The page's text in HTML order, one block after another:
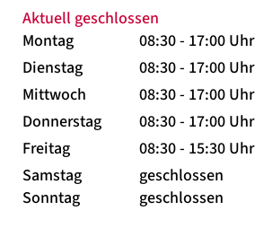
Aktuell geschlossen
Montag
08:30 - 17:00 Uhr
Dienstag
08:30 - 17:00 Uhr
Mittwoch
08:30 - 17:00 Uhr
Donnerstag
08:30 - 17:00 Uhr
Freitag
08:30 - 15:30 Uhr
Samstag
geschlossen
Sonntag
geschlossen